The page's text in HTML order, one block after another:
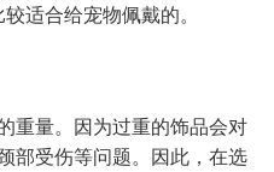
适合给宠物佩戴的。
重量。因为过重的饰品会对
部受伤等问题。因此，在选